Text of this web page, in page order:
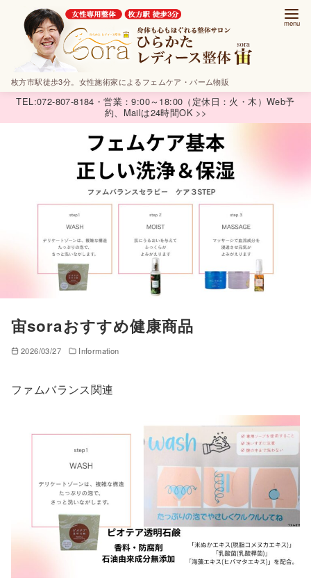
移
枚方市駅徒歩3分。女性施術家によるフェムケア・バーム物販
TEL:072-807-8184・営業：9:00～18:00（定休日：火・木）Web予
約、Mailは24時間OK >>
宙soraおすすめ健康商品
2026/03/27 Information
ファムバランス関連